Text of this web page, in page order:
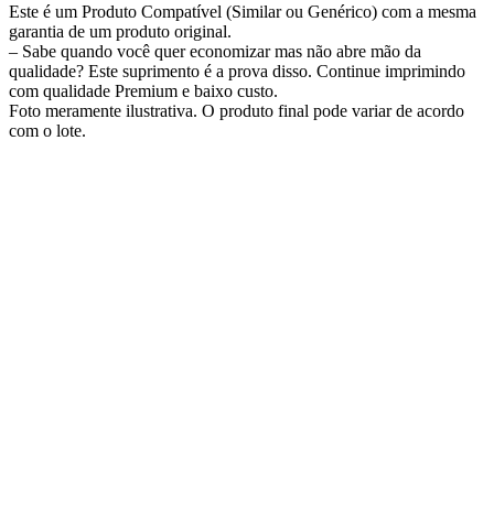
Este é um Produto Compatível (Similar ou Genérico) com a mesma
garantia de um produto original.
– Sabe quando você quer economizar mas não abre mão da
qualidade? Este suprimento é a prova disso. Continue imprimindo
com qualidade Premium e baixo custo.
Foto meramente ilustrativa. O produto final pode variar de acordo
com o lote.